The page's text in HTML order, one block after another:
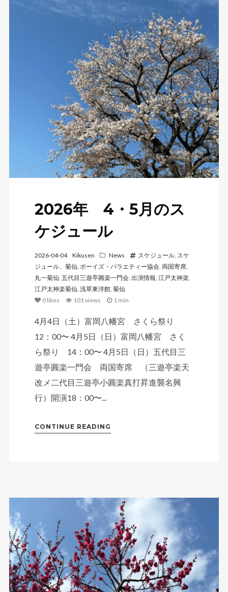
2026年 4・5月のス
ケジュール
2026-04-04 Kikusen News スケジュール, スケ
ジュール、菊仙 ボーイズ・バラエティー協会, 両国寄席,
丸一菊仙 五代目三遊亭圓楽一門会, 出演情報 江戸太神楽
江戸太神楽菊仙 浅草東洋館, 菊仙
0 likes 101 views 1 min
4月4日（土）富岡八幡宮 さくら祭り
12：00〜 4月5日（日）富岡八幡宮 さく
ら祭り 14：00〜 4月5日（日）五代目三
遊亭圓楽一門会 両国寄席 （三遊亭楽天
改メ二代目三遊亭小圓楽真打昇進襲名興
行）開演18：00〜...
CONTINUE READING